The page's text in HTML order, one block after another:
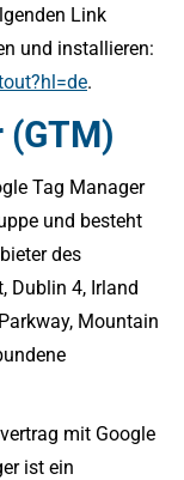
Link
und installieren:
.
(GTM)
Tag Manager
und besteht
des
Dublin 4, Irland
Mountain
mit Google
ist ein